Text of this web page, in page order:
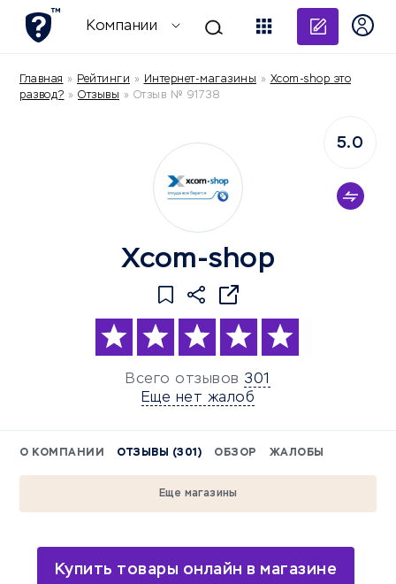
Компании
Главная » Рейтинги » Интернет-магазины » Xcom-shop это
развод? » Отзывы » Отзыв № 91738
Xcom-shop
Всего отзывов 301
Еще нет жалоб
5.0
О КОМПАНИИ ОТЗЫВЫ (301) ОБЗОР ЖАЛОБЫ
Еще магазины
Купить товары онлайн в магазине